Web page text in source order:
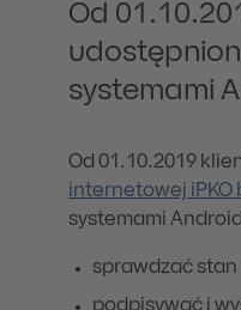
Od
systemami
Od 01.10.2019
internetowej iPKO
systemami
sprawdzać
podpisywać i